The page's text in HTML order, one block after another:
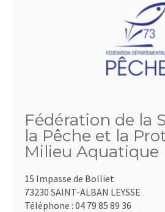
Fédération de la
la Pêche et la
Milieu Aquatique
15 Impasse de Bolliet
73230 SAINT-ALBAN LEYSSE
Téléphone : 04 79 85 89 36